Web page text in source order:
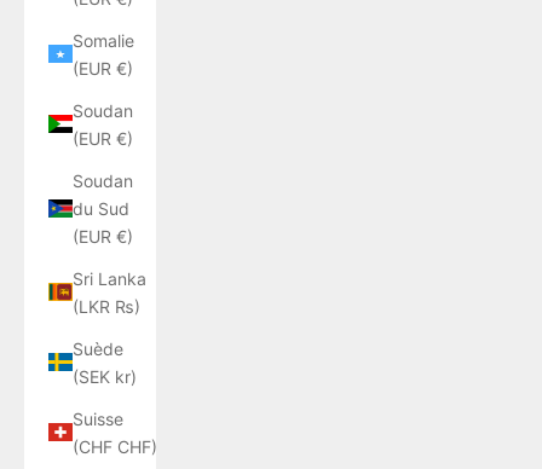
Somalie
(EUR €)
Soudan
(EUR €)
Soudan
du Sud
(EUR €)
Sri Lanka
(LKR ₨)
Suède
(SEK kr)
Suisse
(CHF CHF)